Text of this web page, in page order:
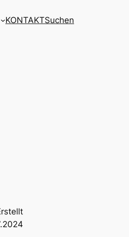
KONTAKTSuchen